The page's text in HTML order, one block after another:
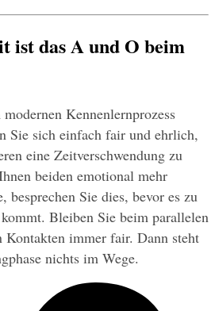
ist das A und O beim
Kennenlernprozess
Sie sich einfach fair und ehrlich,
eine Zeitverschwendung zu
beiden emotional mehr
besprechen Sie dies, bevor es zu
Bleiben Sie beim parallelen
Kontakten immer fair. Dann steht
nichts im Wege.